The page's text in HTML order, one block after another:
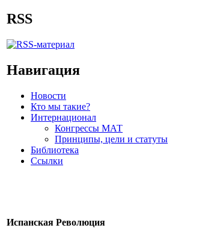
RSS
Навигация
Новости
Кто мы такие?
Интернационал
Конгрессы МАТ
Принципы, цели и статуты
Библиотека
Ссылки
Испанская Революция